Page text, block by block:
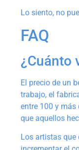
Lo siento, no
FAQ
¿Cuánto
El precio de un
trabajo, el
entre 100 y más
que aquellos
Los artistas que